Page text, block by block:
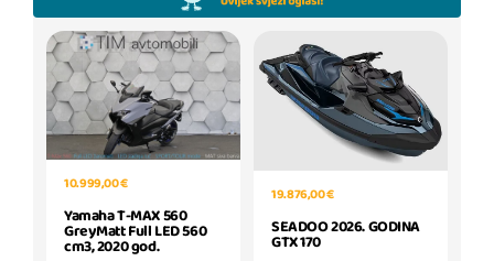
10.999,00 €
Yamaha T-MAX 560
GreyMatt Full LED 560
cm3, 2020 god.
19.876,00 €
SEADOO 2026. GODINA
GTX 170